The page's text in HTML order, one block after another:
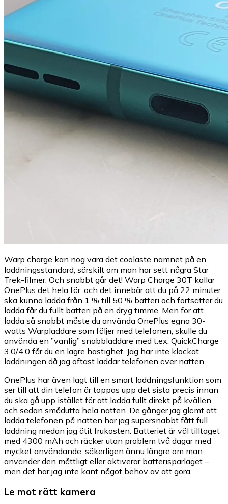
Warp charge kan nog vara det coolaste namnet på en
laddningsstandard, särskilt om man har sett några Star
Trek-filmer. Och snabbt går det! Warp Charge 30T kallar
OnePlus det hela för, och det innebär att du på 22 minuter
ska kunna ladda från 1 % till 50 % batteri och fortsätter du
ladda får du fullt batteri på en dryg timme. Men för att
ladda så snabbt måste du använda OnePlus egna 30-
watts Warpladdare som följer med telefonen, skulle du
använda en ”vanlig” snabbladdare med t.ex. QuickCharge
3.0/4.0 får du en lägre hastighet. Jag har inte klockat
laddningen då jag oftast laddar telefonen över natten.
OnePlus har även lagt till en smart laddningsfunktion som
ser till att din telefon är toppas upp det sista precis innan
du ska gå upp istället för att ladda fullt direkt på kvällen
och sedan smådutta hela natten. De gånger jag glömt att
ladda telefonen på natten har jag supersnabbt fått full
laddning medan jag ätit frukosten. Batteriet är väl tilltaget
med 4300 mAh och räcker utan problem två dagar med
mycket användande, säkerligen ännu längre om man
använder den måttligt eller aktiverar batterisparläget –
men det har jag inte känt något behov av att göra.
Le mot rätt kamera